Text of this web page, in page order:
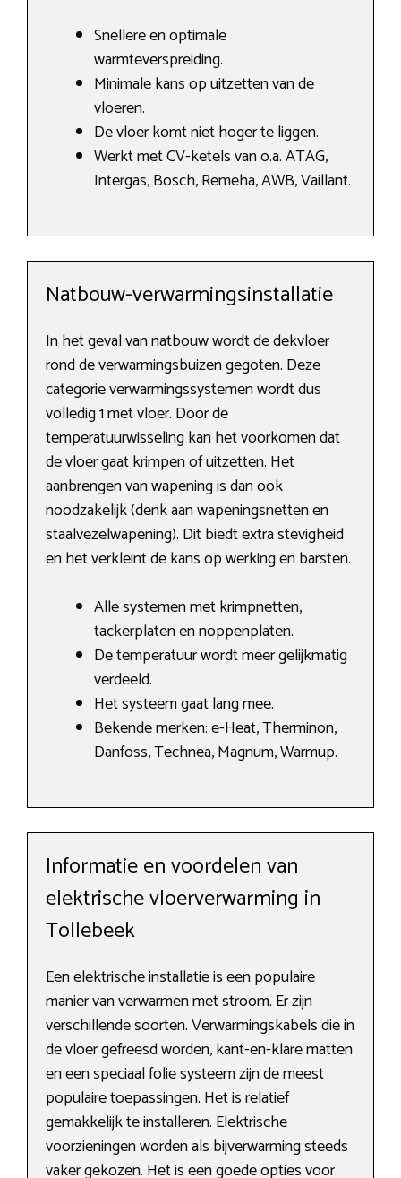
Snellere en optimale
warmteverspreiding.
Minimale kans op uitzetten van de
vloeren.
De vloer komt niet hoger te liggen.
Werkt met CV-ketels van o.a. ATAG,
Intergas, Bosch, Remeha, AWB, Vaillant.
Natbouw-verwarmingsinstallatie
In het geval van natbouw wordt de dekvloer
rond de verwarmingsbuizen gegoten. Deze
categorie verwarmingssystemen wordt dus
volledig 1 met vloer. Door de
temperatuurwisseling kan het voorkomen dat
de vloer gaat krimpen of uitzetten. Het
aanbrengen van wapening is dan ook
noodzakelijk (denk aan wapeningsnetten en
staalvezelwapening). Dit biedt extra stevigheid
en het verkleint de kans op werking en barsten.
Alle systemen met krimpnetten,
tackerplaten en noppenplaten.
De temperatuur wordt meer gelijkmatig
verdeeld.
Het systeem gaat lang mee.
Bekende merken: e-Heat, Therminon,
Danfoss, Technea, Magnum, Warmup.
Informatie en voordelen van
elektrische vloerverwarming in
Tollebeek
Een elektrische installatie is een populaire
manier van verwarmen met stroom. Er zijn
verschillende soorten. Verwarmingskabels die in
de vloer gefreesd worden, kant-en-klare matten
en een speciaal folie systeem zijn de meest
populaire toepassingen. Het is relatief
gemakkelijk te installeren. Elektrische
voorzieningen worden als bijverwarming steeds
vaker gekozen. Het is een goede opties voor